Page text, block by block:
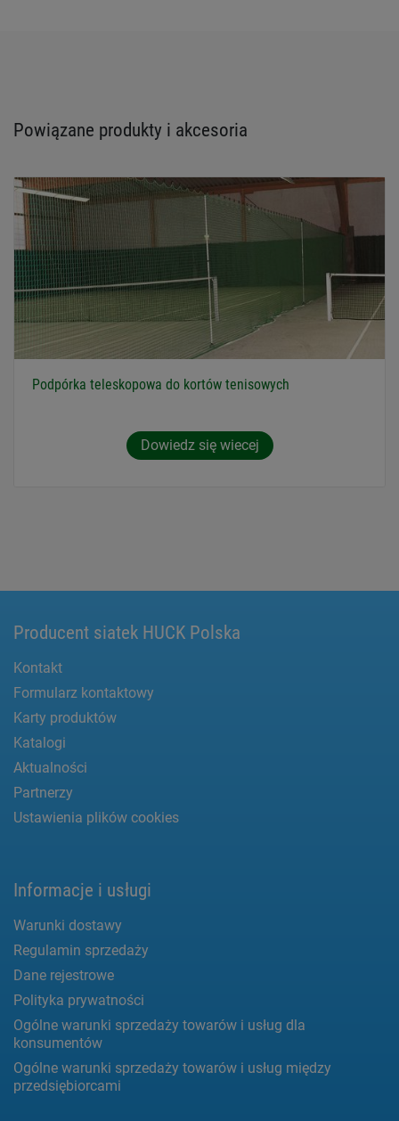
Powiązane produkty i akcesoria
Podpórka teleskopowa do kortów tenisowych
Dowiedz się wiecej
Producent siatek HUCK Polska
Kontakt
Formularz kontaktowy
Karty produktów
Katalogi
Aktualności
Partnerzy
Ustawienia plików cookies
Informacje i usługi
Warunki dostawy
Regulamin sprzedaży
Dane rejestrowe
Polityka prywatności
Ogólne warunki sprzedaży towarów i usług dla
konsumentów
Ogólne warunki sprzedaży towarów i usług między
przedsiębiorcami